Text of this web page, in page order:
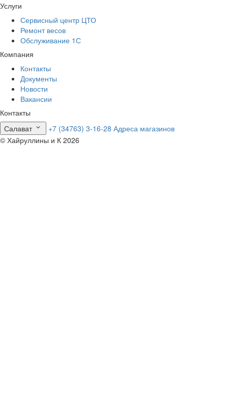
Услуги
Сервисный центр ЦТО
Ремонт весов
Обслуживание 1С
Компания
Контакты
Документы
Новости
Вакансии
Контакты
Салават
+7 (34763) 3-16-28 Адреса магазинов
© Хайруллины и К 2026